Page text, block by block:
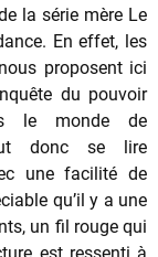
la série mère Le
En effet, les
proposent ici
du pouvoir
le monde de
donc se lire
une facilité de
qu’il y a une
un fil rouge qui